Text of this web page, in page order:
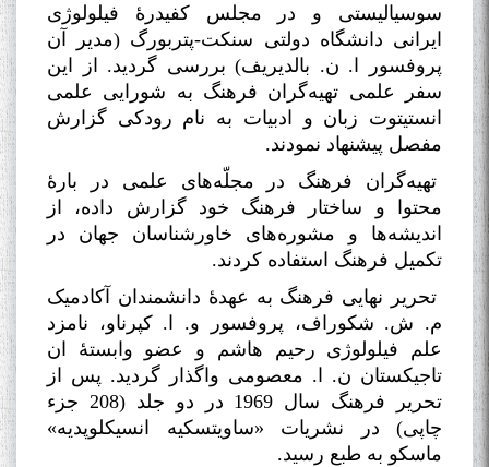
سوسیالیستی و در مجلس کفیدرۀ فیلولوژی
ایرانی دانشگاه دولتی سنکت-پتربورگ (مدیر آن
پروفسور ا. ن. بالدیریف) بررسی گردید. از این
سفر علمی تهیه‌گران فرهنگ به شورایی علمی
انستیتوت زبان و ادبیات به نام رودکی گزارش
مفصل پیشنهاد نمودند.
تهیه‌گران فرهنگ در مجلّه‌های علمی در بارۀ
محتوا و ساختار فرهنگ خود گزارش داده، از
اندیشه‌ها و مشوره‌های خاورشناسان جهان در
تکمیل فرهنگ استفاده کردند.
تحریر نهایی فرهنگ به عهدۀ دانشمندان آکادمیک
م. ش. شکوراف، پروفسور و. ا. کپرناو، نامزد
علم فیلولوژی رحیم هاشم و عضو وابستۀ ان
تاجیکستان ن. ا. معصومی وا‌گذار گردید. پس از
تحریر فرهنگ سال 1969 در دو جلد (208 جزء
چاپی) در نشریات «ساویتسکیه انسیکلوپدیه»
ماسکو به طبع رسید.